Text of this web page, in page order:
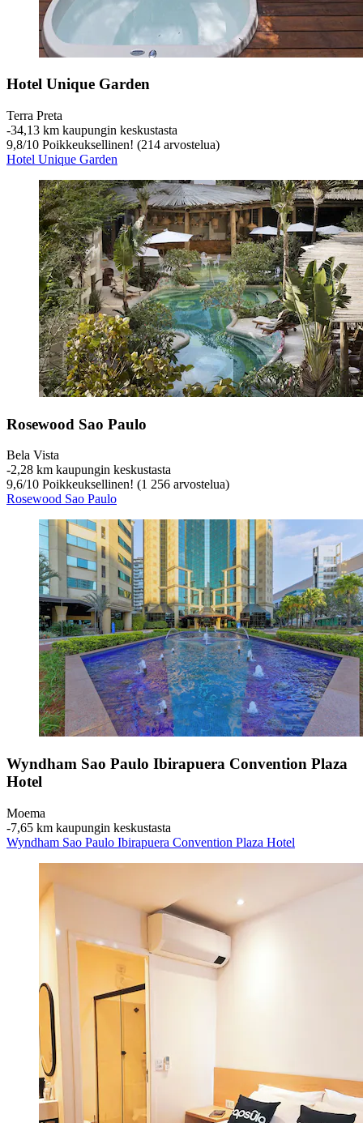
Hotel Unique Garden
Terra Preta
‐34,13 km kaupungin keskustasta
9,8/10 Poikkeuksellinen! (214 arvostelua)
Hotel Unique Garden
Rosewood Sao Paulo
Bela Vista
‐2,28 km kaupungin keskustasta
9,6/10 Poikkeuksellinen! (1 256 arvostelua)
Rosewood Sao Paulo
Wyndham Sao Paulo Ibirapuera Convention Plaza
Hotel
Moema
‐7,65 km kaupungin keskustasta
Wyndham Sao Paulo Ibirapuera Convention Plaza Hotel